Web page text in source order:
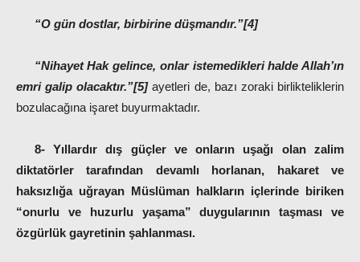
“O gün dostlar, birbirine düşmandır.”[4]
“Nihayet Hak gelince, onlar istemedikleri halde Allah’ın
emri galip olacaktır.”[5]ayetleri de, bazı zoraki birlikteliklerin
bozulacağına işaret buyurmaktadır.
8- Yıllardır dış güçler ve onların uşağı olan zalim
diktatörler tarafından
devamlı horlanan, hakaret ve
haksızlığa uğrayan Müslüman halkların içlerinde biriken
“onurlu ve huzurlu yaşama” duygularının taşması ve
özgürlük gayretinin şahlanması.